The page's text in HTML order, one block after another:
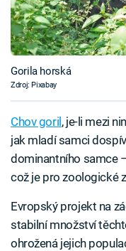
Gorila horská
Zdroj: Pixabay
Chov goril, je-li mezi
jak mladí samci
dominantního samce
což je pro zoologické
Evropský projekt na
stabilní množství
ohrožená jejich